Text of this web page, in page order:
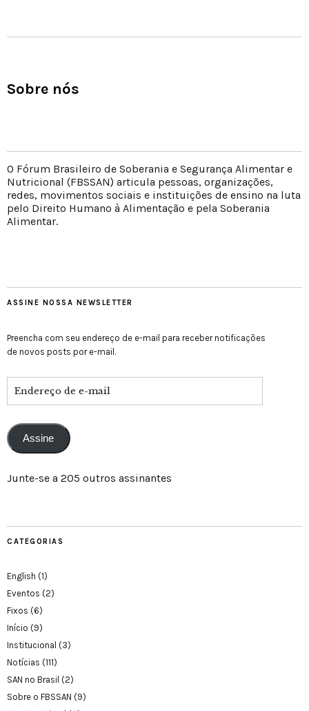
Sobre nós
O Fórum Brasileiro de Soberania e Segurança Alimentar e
Nutricional (FBSSAN) articula pessoas, organizações,
redes, movimentos sociais e instituições de ensino na luta
pelo Direito Humano à Alimentação e pela Soberania
Alimentar.
ASSINE NOSSA NEWSLETTER
Preencha com seu endereço de e-mail para receber notificações
de novos posts por e-mail.
Assine
Junte-se a 205 outros assinantes
CATEGORIAS
English (1)
Eventos (2)
Fixos (6)
Início (9)
Institucional (3)
Notícias (111)
SAN no Brasil (2)
Sobre o FBSSAN (9)